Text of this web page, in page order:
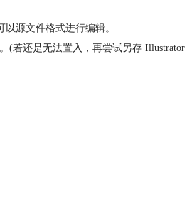
源文件格式进行编辑。
(若还是无法置入，再尝试另存 Illustrator